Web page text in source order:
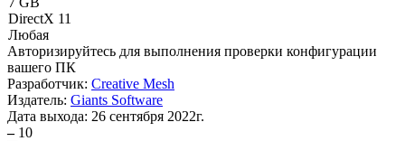
DirectX 11
Любая
Авторизируйтесь для выполнения проверки конфигурации
вашего ПК
Разработчик: Creative Mesh
Издатель: Giants Software
Дата выхода: 26 сентября 2022г.
– 10